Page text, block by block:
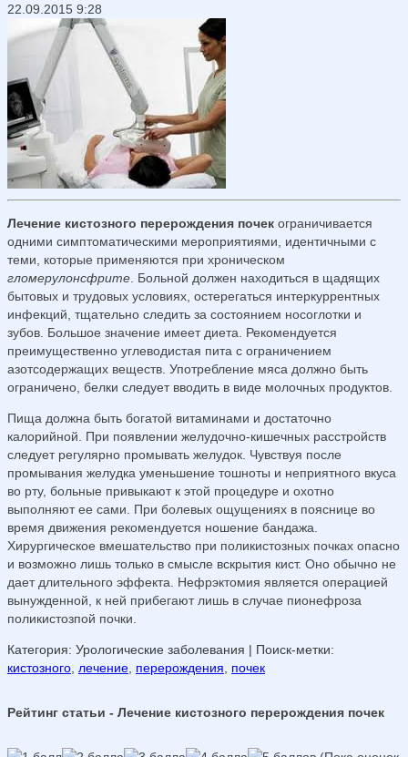
22.09.2015 9:28
Лечение кистозного перерождения почек ограничивается
одними симптоматическими мероприятиями, идентичными с
теми, которые применяются при хроническом
гломерулонсфрите . Больной должен находиться в щадящих
бытовых и трудовых условиях, остерегаться интеркуррентных
инфекций, тщательно следить за состоянием носоглотки и
зубов. Большое значение имеет диета. Рекомендуется
преимущественно углеводистая пита с ограничением
азотсодержащих веществ. Употребление мяса должно быть
ограничено, белки следует вводить в виде молочных продуктов.
Пища должна быть богатой витаминами и достаточно
калорийной. При появлении желудочно-кишечных расстройств
следует регулярно промывать желудок. Чувствуя после
промывания желудка уменьшение тошноты и неприятного вкуса
во рту, больные привыкают к этой процедуре и охотно
выполняют ее сами. При болевых ощущениях в пояснице во
время движения рекомендуется ношение бандажа.
Хирургическое вмешательство при поликистозных почках опасно
и возможно лишь только в смысле вскрытия кист. Оно обычно не
дает длительного эффекта. Нефрэктомия является операцией
вынужденной, к ней прибегают лишь в случае пионефроза
поликистозпой почки.
Категория: Урологические заболевания | Поиск-метки:
кистозного лечение перерождения почек
Рейтинг статьи - Лечение кистозного перерождения почек